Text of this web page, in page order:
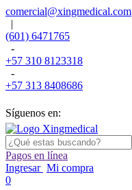
comercial@xingmedical.com
|
(601) 6471765
-
+57 310 8123318
-
+57 313 8408686
Síguenos en:
Pagos en línea
Ingresar Mi compra
0